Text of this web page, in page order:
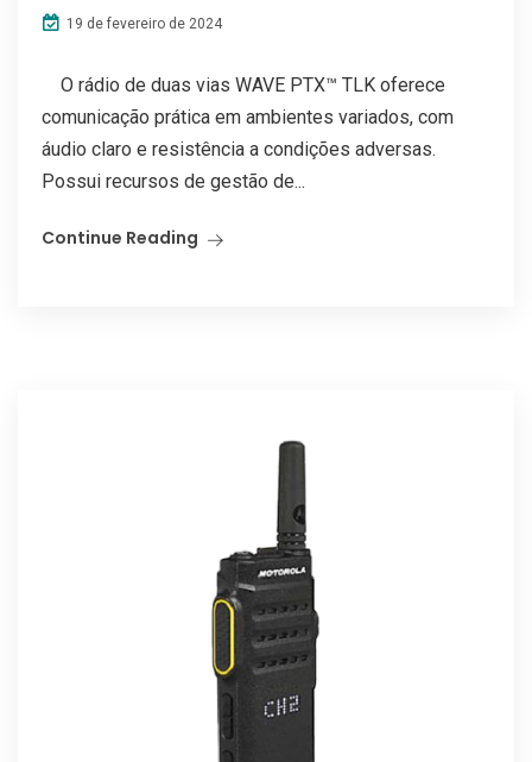
19 de fevereiro de 2024
O rádio de duas vias WAVE PTX™ TLK oferece
comunicação prática em ambientes variados, com
áudio claro e resistência a condições adversas.
Possui recursos de gestão de...
Continue Reading